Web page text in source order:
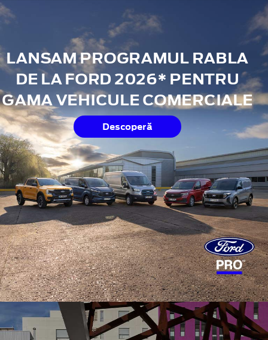
LANSAM PROGRAMUL RABLA
DE LA FORD 2026* PENTRU
GAMA VEHICULE COMERCIALE
Descoperă